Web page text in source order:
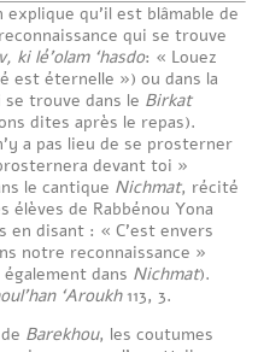
qu’il est blâmable de
qui se trouve
ki lé’olam ‘hasdo: « Louez
est éternelle ») ou dans la
trouve dans le Birkat
dites après le repas).
a pas lieu de se prosterner
devant toi »
le cantique Nichmat, récité
de Rabbénou Yona
en disant : « C’est envers
notre reconnaissance »
dans Nichmat).
‘Aroukh113, 3.
Barekhou, les coutumes